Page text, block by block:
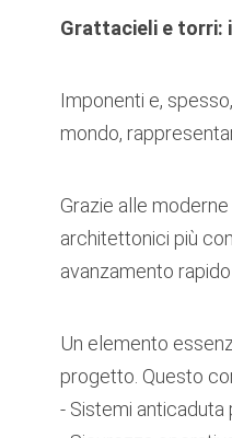
Grattacieli e torri:
Imponenti e,
mondo,
Grazie alle
architettonici più
avanzamento
Un elemento
progetto. Questo
- Sistemi